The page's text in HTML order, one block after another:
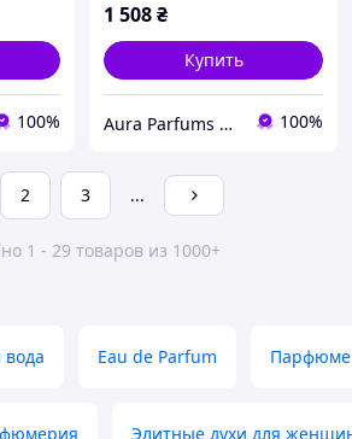
100%
1 508₴
Купить
Aura Parfums | Интернет-магазин парфюмерии и косметики 100%
2 3 ...
1 - 29 товаров из 1000+
Eau de Parfum
Элитные духи для